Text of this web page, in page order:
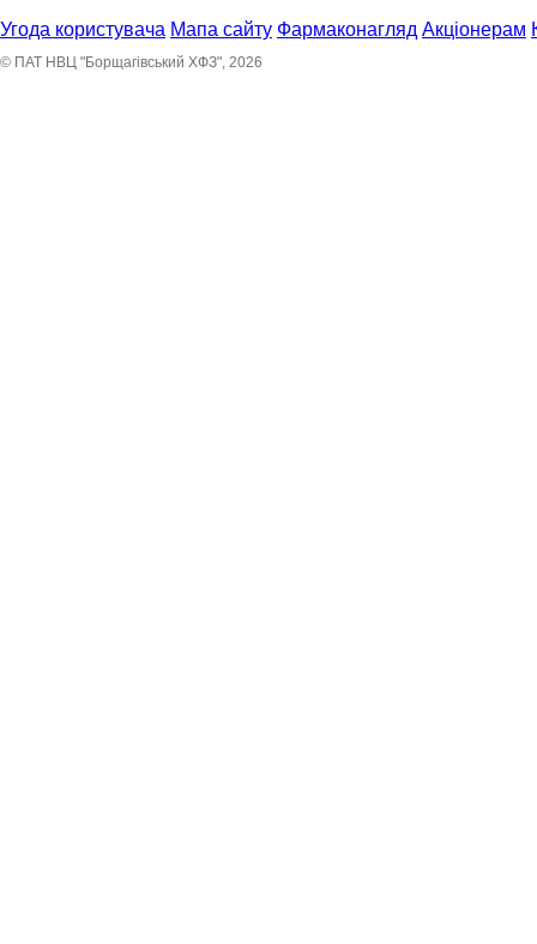
Угода користувача Мапа сайту Фармаконагляд Акціонерам
© ПАТ НВЦ "Борщагівський ХФЗ", 2026